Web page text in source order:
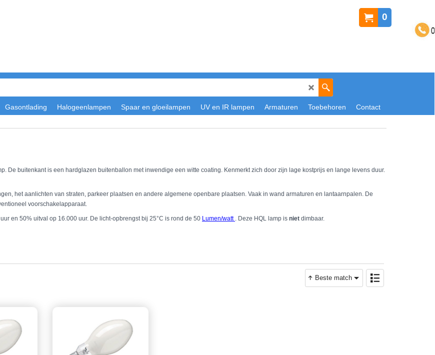
0
Gasontlading Halogeenlampen Spaar en gloeilampen UV en IR lampen Armaturen Toebehoren Contact
De buitenkant is een hardglazen buitenballon met inwendige een witte coating. Kenmerkt zich door zijn lage kostprijs en lange levens duur.
het aanlichten van straten, parkeer plaatsen en andere algemene openbare plaatsen. Vaak in wand armaturen en lantaarnpalen. De
voorschakelapparaat.
en 50% uitval op 16.000 uur. De licht-opbrengst bij 25°C is rond de 50 Lumen/watt . Deze HQL lamp is niet dimbaar.
Beste match